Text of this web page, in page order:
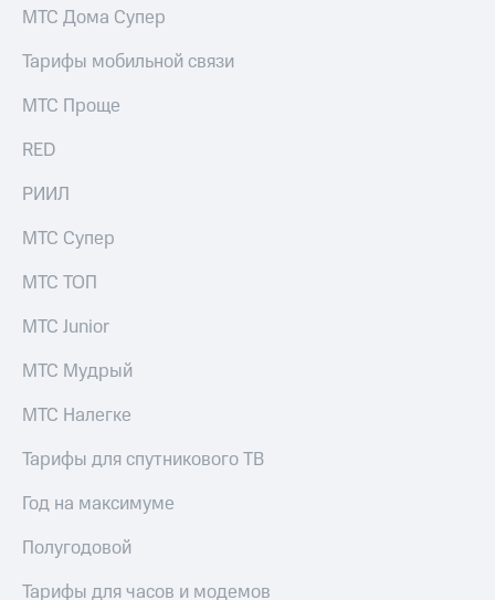
Описание
Программа
приобретения
выкупа
акций
Еврооблигации-2023
о
именных
Другое
Регистратор
Контакты
развитие
деловая этика
МТС Дома Супер
Тарифы мобильной связи
МТС Проще
RED
РИИЛ
МТС Супер
МТС ТОП
МТС Junior
МТС Мудрый
МТС Налегке
Тарифы для спутникового ТВ
Год на максимуме
Полугодовой
Тарифы для часов и модемов